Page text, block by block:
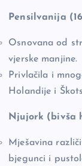
Pensilvanija
Osnovana od
vjerske manjine.
Privlačila i
Holandije i
Njujork (bivša
Mješavina
bjegunci i